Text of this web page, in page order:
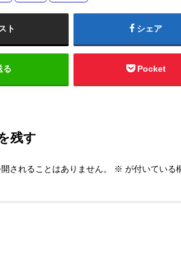
ト シェア
る Pocket
残す
されることはありません。 ※ が付いている